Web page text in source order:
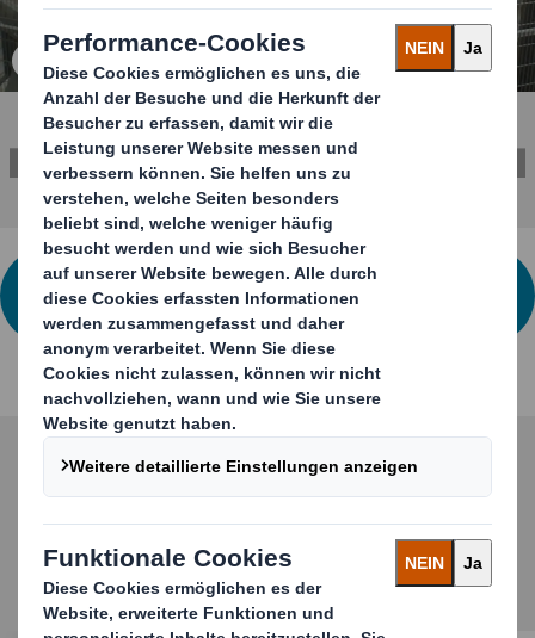
Klicken Sie zum Vergrößern des Bildes
SUCHEN SIE NACH EINER
MASSGESCHNEIDERTEN LÖSUNG?
Entdecken Sie weitere
Verpackungsmaschinen